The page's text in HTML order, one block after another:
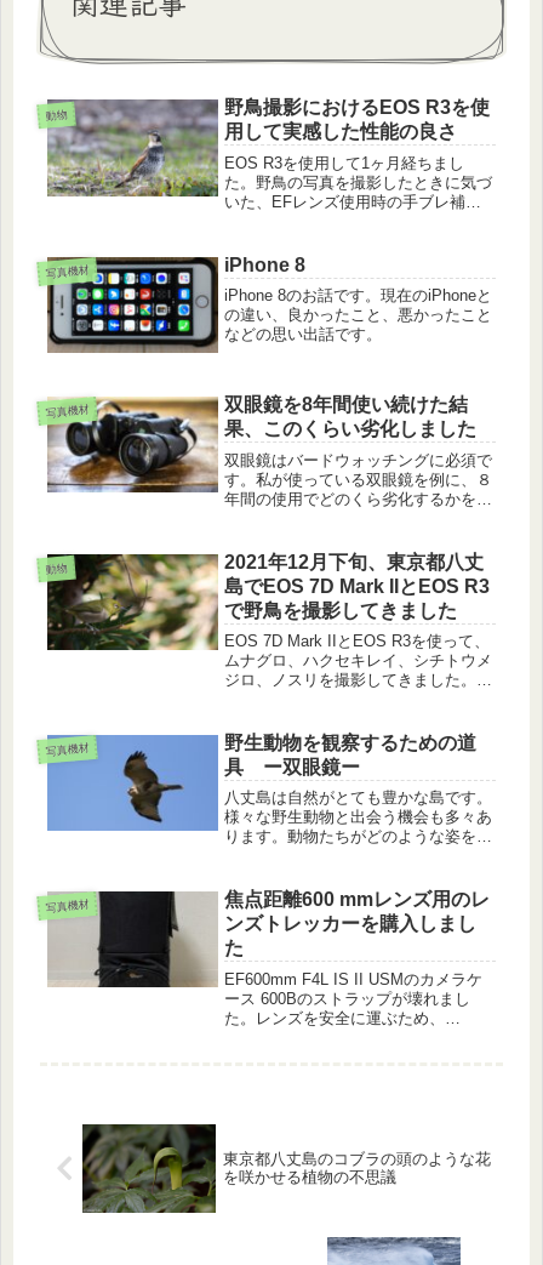
動物
野鳥撮影におけるEOS R3を使
用して実感した性能の良さ
EOS R3を使用して1ヶ月経ちまし
た。野鳥の写真を撮影したときに気づ
いた、EFレンズ使用時の手ブレ補
て、EOS R3では出来なかったことに
ついても紹介します。
写真機材 iPhone 8
iPhone 8のお話です。現在のiPhoneと
の違い、良かったこと、悪かったこと
などの思い出話です。
写真機材
双眼鏡を8年間使い続けた結
果、このくらい劣化しました
双眼鏡はバードウォッチングに必須で
す。私が使っている双眼鏡を例に、８
年間の使用でどのくら劣化するかを紹
動物
2021年12月下旬、東京都八丈
島でEOS 7D Mark IIとEOS R3
で野鳥を撮影してきました
EOS 7D Mark IIとEOS R3を使って、
ムナグロ、ハクセキレイ、シチトウメ
ジロ、ノスリを撮影してきました。一
になってきました。
写真機材
野生動物を観察するための道
具 ー双眼鏡ー
八丈島は自然がとても豊かな島です。
様々な野生動物と出会う機会も多々あ
ります。動物たちがどのような姿をし
く見たくても、人が肉眼で見られる距
離は、野生動物に対して緊張を与えて
し...
写真機材
焦点距離600 mmレンズ用のレ
ンズトレッカーを購入しまし
た
EF600mm F4L IS II USMのカメラケ
ース 600Bのストラップが壊れまし
た。レンズを安全に運ぶため、
東京都八丈島のコブラの頭のような花
を咲かせる植物の不思議